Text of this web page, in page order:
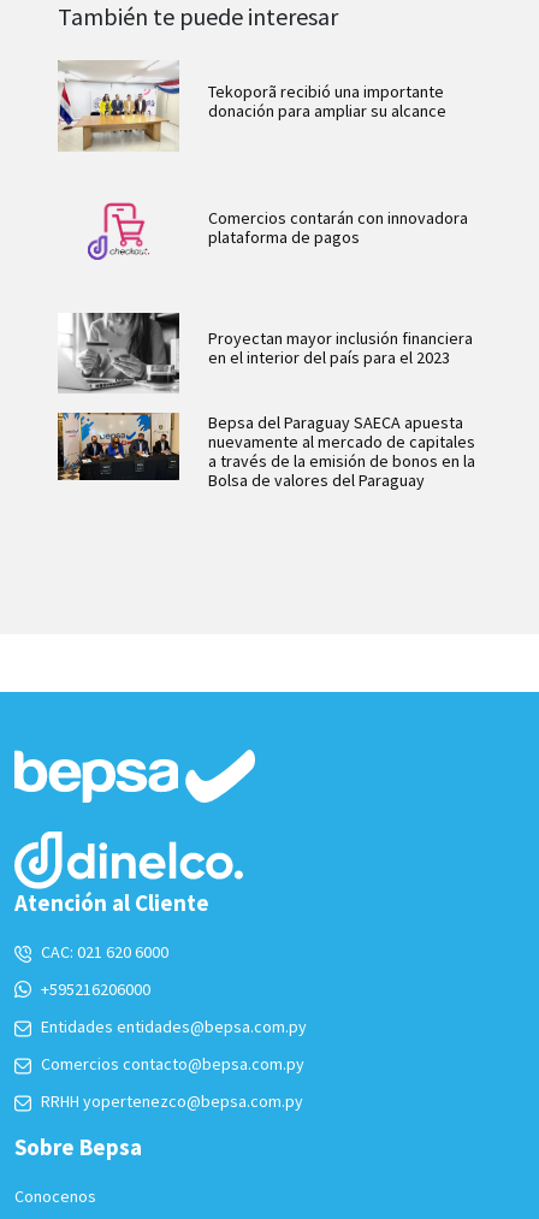
También te puede interesar
Tekoporã recibió una importante
donación para ampliar su alcance
Comercios contarán con innovadora
plataforma de pagos
Proyectan mayor inclusión financiera
en el interior del país para el 2023
Bepsa del Paraguay SAECA apuesta
nuevamente al mercado de capitales
a través de la emisión de bonos en la
Bolsa de valores del Paraguay
Atención al Cliente
CAC: 021 620 6000
+595216206000
Entidades entidades@bepsa.com.py
Comercios contacto@bepsa.com.py
RRHH yopertenezco@bepsa.com.py
Sobre Bepsa
Conocenos